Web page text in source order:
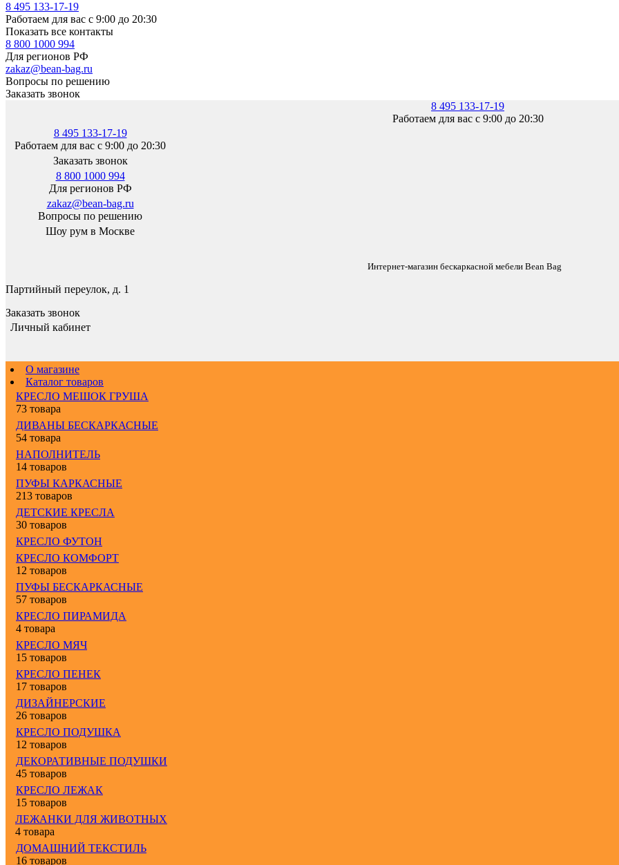
8 495 133-17-19
Работаем для вас с 9:00 до 20:30
Показать все контакты
8 800 1000 994
Для регионов РФ
zakaz@bean-bag.ru
Вопросы по решению
Заказать звонок
8 495 133-17-19
Работаем для вас с 9:00 до 20:30
8 495 133-17-19
Работаем для вас с 9:00 до 20:30
Заказать звонок
8 800 1000 994
Для регионов РФ
zakaz@bean-bag.ru
Вопросы по решению
Шоу рум в Москве
Интернет-магазин бескаркасной мебели Bean Bag
Партийный переулок, д. 1
Заказать звонок
Личный кабинет
О магазине
Каталог товаров
КРЕСЛО МЕШОК ГРУША
73 товара
ДИВАНЫ БЕСКАРКАСНЫЕ
54 товара
НАПОЛНИТЕЛЬ
14 товаров
ПУФЫ КАРКАСНЫЕ
213 товаров
ДЕТСКИЕ КРЕСЛА
30 товаров
КРЕСЛО ФУТОН
КРЕСЛО КОМФОРТ
12 товаров
ПУФЫ БЕСКАРКАСНЫЕ
57 товаров
КРЕСЛО ПИРАМИДА
4 товара
КРЕСЛО МЯЧ
15 товаров
КРЕСЛО ПЕНЕК
17 товаров
ДИЗАЙНЕРСКИЕ
26 товаров
КРЕСЛО ПОДУШКА
12 товаров
ДЕКОРАТИВНЫЕ ПОДУШКИ
45 товаров
КРЕСЛО ЛЕЖАК
15 товаров
ЛЕЖАНКИ ДЛЯ ЖИВОТНЫХ
4 товара
ДОМАШНИЙ ТЕКСТИЛЬ
16 товаров